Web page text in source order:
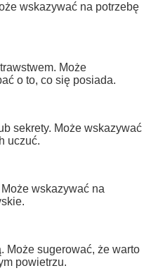
wskazywać na potrzebę
Może
o to, co się posiada.
sekrety. Może wskazywać
uczuć.
wskazywać na
Może sugerować, że warto
powietrzu.